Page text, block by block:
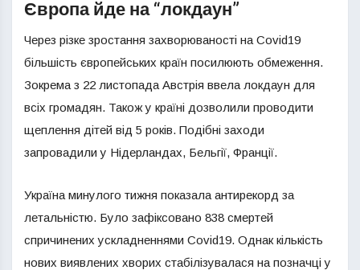
Європа йде на “локдаун”
Через різке зростання захворюваності на Covid19
більшість європейських країн посилюють обмеження.
Зокрема з 22 листопада Австрія ввела локдаун для
всіх громадян. Також у країні дозволили проводити
щеплення дітей від 5 років. Подібні заходи
запровадили у Нідерландах, Бельгії, Франції.
Україна минулого тижня показала антирекорд за
летальністю. Було зафіксовано 838 смертей
спричинених ускладненнями Covid19. Однак кількість
нових виявлених хворих стабілізувалася на позначці у